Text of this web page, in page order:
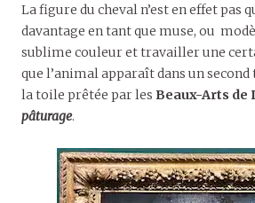
La figure du cheval n’est en effet pas
davantage en tant que muse, ou
sublime couleur et travailler une
que l’animal apparaît dans un
la toile prêtée par les Beaux-Arts de
pâturage.